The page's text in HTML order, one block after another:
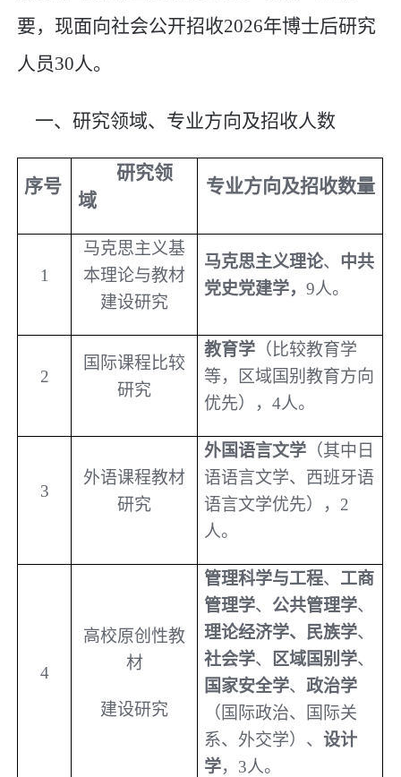
要，现面向社会公开招收2026年博士后研究
人员30人。
一、研究领域、专业方向及招收人数
序号
研究领
域
专业方向及招收数量
1
马克思主义基
本理论与教材
建设研究
马克思主义理论、 中共
党史党建学，9人。
2
国际课程比较
研究
教育学 （比较教育学
等，区域国别教育方向
优先），4人。
3
外语课程教材
研究
外国语言文学 （其中日
语语言文学、西班牙语
语言文学优先）， 2
人。
4
高校原创性教
材
建设研究
管理科学与工程、 工商
管理学、 公共管理学、
理论经济学、民族学、
社会学、 区域国别学、
国家安全学、政治学
（国际政治、国际关
系、外交学）、设计
学， 3人。